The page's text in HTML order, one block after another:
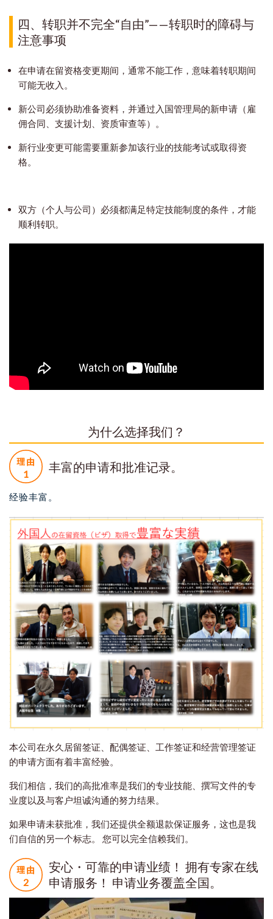
四、转职并不完全“自由”——转职时的障碍与
注意事项
在申请在留资格变更期间，通常不能工作，意味着转职期间
可能无收入。
新公司必须协助准备资料，并通过入国管理局的新申请（雇
佣合同、支援计划、资质审查等）。
新行业变更可能需要重新参加该行业的技能考试或取得资
格。
双方（个人与公司）必须都满足特定技能制度的条件，才能
顺利转职。
为什么选择我们？
丰富的申请和批准记录。
经验丰富。
本公司在永久居留签证、配偶签证、工作签证和经营管理签证
的申请方面有着丰富经验。
我们相信，我们的高批准率是我们的专业技能、撰写文件的专
业度以及与客户坦诚沟通的努力结果。
如果申请未获批准，我们还提供全额退款保证服务，这也是我
们自信的另一个标志。 您可以完全信赖我们。
安心・可靠的申请业绩！ 拥有专家在线
申请服务！ 申请业务覆盖全国。